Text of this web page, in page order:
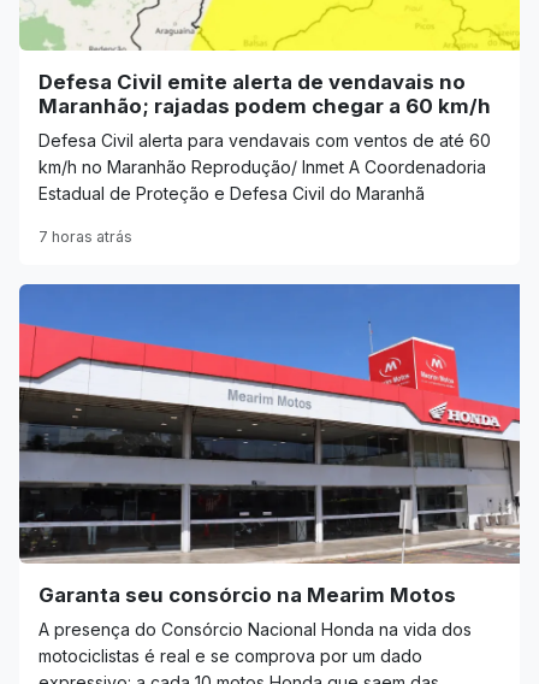
Defesa Civil emite alerta de vendavais no
Maranhão; rajadas podem chegar a 60 km/h
Defesa Civil alerta para vendavais com ventos de até 60
km/h no Maranhão Reprodução/ Inmet A Coordenadoria
Estadual de Proteção e Defesa Civil do Maranhã
7 horas atrás
Garanta seu consórcio na Mearim Motos
A presença do Consórcio Nacional Honda na vida dos
motociclistas é real e se comprova por um dado